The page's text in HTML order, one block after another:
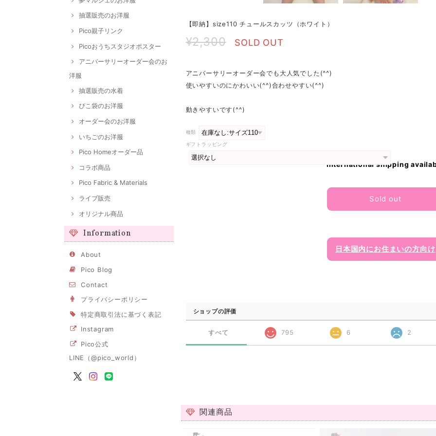
抽選販売のお洋服
Pico親子リンク
Picoおうちスタジオポスター
アニバーサリーオーダー会のお
洋服
抽選販売の水着
ぴこ袋のお洋服
オーダー会のお洋服
いちごのお洋服
Pico Homeオーダー品
コラボ商品
Pico Fabric & Materials
ライブ販売
オリジナル商品
Information
About
Pico Blog
Contact
プライバシーポリシー
特定商取引法に基づく表記
Instagram
Pico公式
LINE（@pico_world）
【即納】size110 チュールスカッツ（ホワイト）
¥2,300 SOLD OUT
アニバーサリーオーダー会でも大人気でした(^^)
使いやすいのにかわいい(^^)合わせやすい(^^)
動きやすいです(^^)
種類
ギフトラッピング
International shipping
Sold out
日本国内にお住まいの方向け
ショップの評価
すべて 795 6 2
関連商品